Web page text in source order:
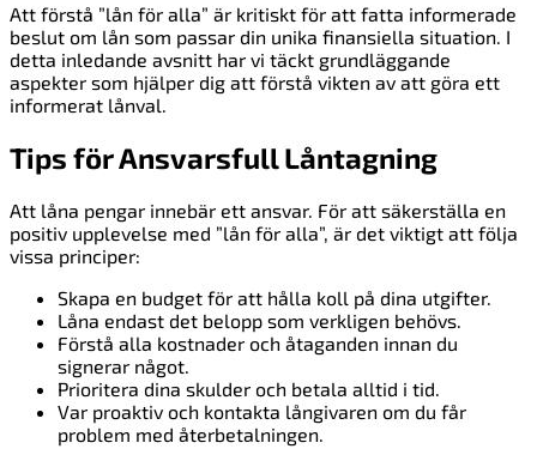
Att förstå ”lån för alla” är kritiskt för att fatta informerade
beslut om lån som passar din unika finansiella situation. I
detta inledande avsnitt har vi täckt grundläggande
aspekter som hjälper dig att förstå vikten av att göra ett
informerat lånval.
Tips för Ansvarsfull Låntagning
Att låna pengar innebär ett ansvar. För att säkerställa en
positiv upplevelse med ”lån för alla”, är det viktigt att följa
vissa principer:
Skapa en budget för att hålla koll på dina utgifter.
Låna endast det belopp som verkligen behövs.
Förstå alla kostnader och åtaganden innan du
signerar något.
Prioritera dina skulder och betala alltid i tid.
Var proaktiv och kontakta långivaren om du får
problem med återbetalningen.